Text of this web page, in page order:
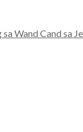
Wand Cand sa